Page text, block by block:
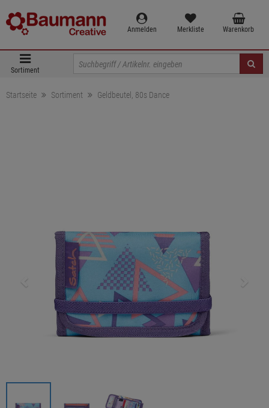
Anmelden Merkliste Warenkorb
Sortiment
Startseite Sortiment Geldbeutel, 80s Dance